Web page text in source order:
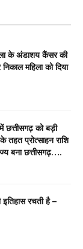
के अंडाशय कैंसर की
महिला को दिया
छत्तीसगढ़ को बड़ी
प्रोत्साहन राशि
बना छत्तीसगढ़….
रचती है –